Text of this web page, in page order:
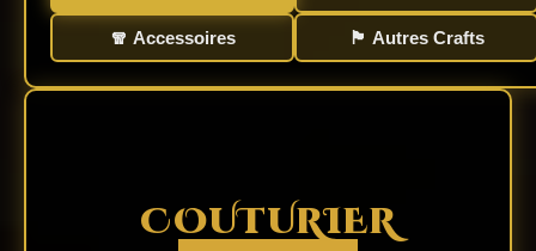
🧣 Accessoires 🏴 Autres Crafts
COUTURIER